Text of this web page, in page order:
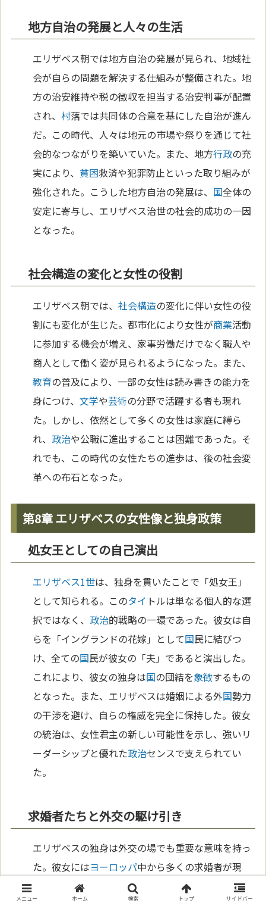
地方自治の発展と人々の生活
エリザベス朝では地方自治の発展が見られ、地域社
会が自らの問題を解決する仕組みが整備された。地
方の治安維持や税の徴収を担当する治安判事が配置
され、村落では共同体の合意を基にした自治が進ん
だ。この時代、人々は地元の市場や祭りを通じて社
会的なつながりを築いていた。また、地方行政の充
実により、 貧困救済や犯罪防止といった取り組みが
強化された。こうした地方自治の発展は、 国全体の
安定に寄与し、エリザベス治世の社会的成功の一因
となった。
社会構造の変化と女性の役割
エリザベス朝では、社会構造の変化に伴い女性の役
割にも変化が生じた。都市化により女性が商業活動
に参加する機会が増え、家事労働だけでなく職人や
商人として働く姿が見られるようになった。また、
教育の普及により、一部の女性は読み書きの能力を
身につけ、文学や芸術の分野で活躍する者も現れ
た。しかし、依然として多くの女性は家庭に縛ら
れ、 政治や公職に進出することは困難であった。そ
れでも、この時代の女性たちの進歩は、後の社会変
革への布石となった。
第8章 エリザベスの女性像と独身政策
処女王としての自己演出
エリザベス1世は、独身を貫いたことで「処女王」
として知られる。このタイ トルは単なる個人的な選
択ではなく、 政治的戦略の一環であった。彼女は自
らを「イングランドの花嫁」として国民に結びつ
け、全ての国民が彼女の「夫」であると演出した。
これにより、彼女の独身は国の団結を象徴するもの
となった。また、エリザベスは婚姻による外国勢力
の干渉を避け、自らの権威を完全に保持した。彼女
の統治は、女性君主の新しい可能性を示し、強いリ
ーダーシップと優れた政治センスで支えられてい
た。
求婚者たちと外交の駆け引き
エリザベスの独身は外交の場でも重要な意味を持っ
た。彼女にはヨーロッパ中から多くの求婚者が現
フランス のアンジュー公やスペイン
のフェ
メニュー ホーム 検索 トップ サイドバー